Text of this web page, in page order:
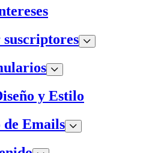
suscriptores
y Estilo
de Emails